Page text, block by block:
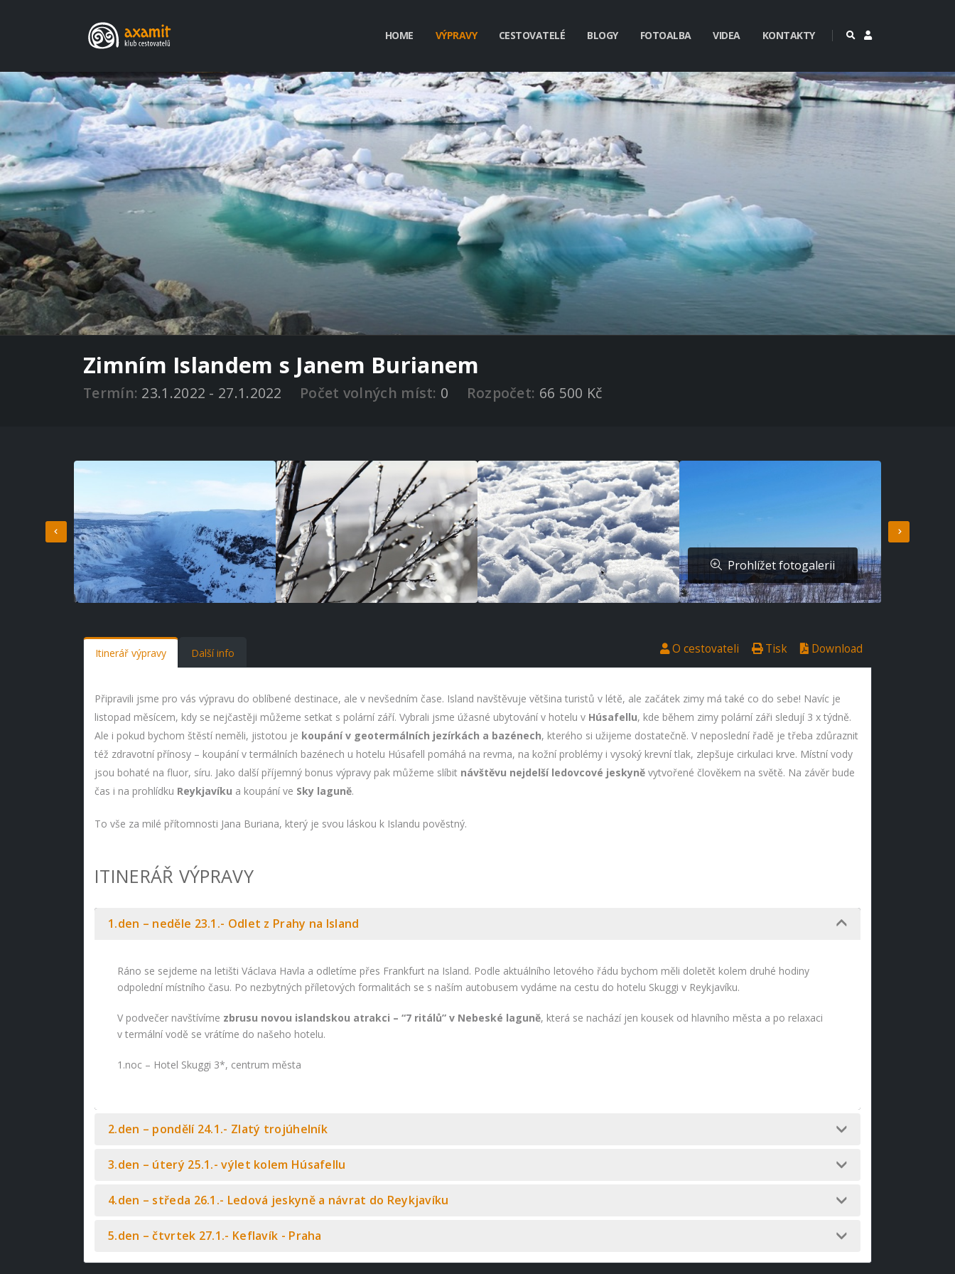
HOME VÝPRAVY CESTOVATELÉ BLOGY FOTOALBA VIDEA KONTAKTY
Zimním Islandem s Janem Burianem
Termín: 23.1.2022 - 27.1.2022 Počet volných míst: 0 Rozpočet: 66 500 Kč
Prohlížet fotogalerii
Itinerář výpravy Další info O cestovateli Tisk Download
Připravili jsme pro vás výpravu do oblíbené destinace, ale v nevšedním čase. Island navštěvuje většina turistů v létě, ale začátek zimy má také co do sebe! Navíc je
listopad měsícem, kdy se nejčastěji můžeme setkat s polární září. Vybrali jsme úžasné ubytování v hotelu v Húsafellu, kde během zimy polární záři sledují 3 x týdně.
Ale i pokud bychom štěstí neměli, jistotou je koupání v geotermálních jezírkách a bazénech, kterého si užijeme dostatečně. V neposlední řadě je třeba zdůraznit
též zdravotní přínosy – koupání v termálních bazénech u hotelu Húsafell pomáhá na revma, na kožní problémy i vysoký krevní tlak, zlepšuje cirkulaci krve. Místní vody
jsou bohaté na fluor, síru. Jako další příjemný bonus výpravy pak můžeme slíbit návštěvu nejdelší ledovcové jeskyně vytvořené člověkem na světě. Na závěr bude
čas i na prohlídku Reykjavíku a koupání ve Sky laguně.
To vše za milé přítomnosti Jana Buriana, který je svou láskou k Islandu pověstný.
ITINERÁŘ VÝPRAVY
1.den – neděle 23.1.- Odlet z Prahy na Island
Ráno se sejdeme na letišti Václava Havla a odletíme přes Frankfurt na Island. Podle aktuálního letového řádu bychom měli doletět kolem druhé hodiny
odpolední místního času. Po nezbytných příletových formalitách se s naším autobusem vydáme na cestu do hotelu Skuggi v Reykjavíku.
V podvečer navštívíme zbrusu novou islandskou atrakci – “7 ritálů” v Nebeské laguně, která se nachází jen kousek od hlavního města a po relaxaci
v termální vodě se vrátíme do našeho hotelu.
1.noc – Hotel Skuggi 3*, centrum města
2.den – pondělí 24.1.- Zlatý trojúhelník
3.den – úterý 25.1.- výlet kolem Húsafellu
4.den – středa 26.1.- Ledová jeskyně a návrat do Reykjavíku
5.den – čtvrtek 27.1.- Keflavík - Praha